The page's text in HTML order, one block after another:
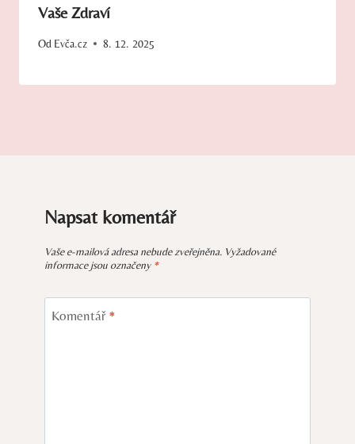
Vaše Zdraví
Od Evča.cz 8. 12. 2025
Napsat komentář
Vaše e-mailová adresa nebude zveřejněna. Vyžadované
informace jsou označeny *
Komentář *